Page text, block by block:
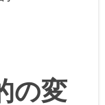
の変